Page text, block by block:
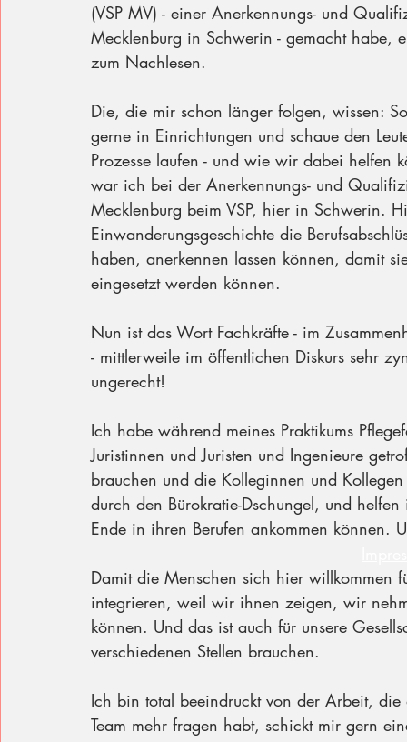
(VSP MV) - einer Anerkennungs- und
Mecklenburg in Schwerin - gemacht
zum Nachlesen.
Die, die mir schon länger folgen, wissen:
gerne in Einrichtungen und schaue den
Prozesse laufen - und wie wir dabei helfen
war ich bei der Anerkennungs- und
Mecklenburg beim VSP, hier in Schwerin.
Einwanderungsgeschichte die
haben, anerkennen lassen können, damit
eingesetzt werden können.
Nun ist das Wort Fachkräfte - im
- mittlerweile im öffentlichen Diskurs sehr
ungerecht!
Ich habe während meines Praktikums
Juristinnen und Juristen und Ingenieure
brauchen und die Kolleginnen und
durch den Bürokratie-Dschungel, und
Ende in ihren Berufen ankommen können.
Damit die Menschen sich hier
integrieren, weil wir ihnen zeigen, wir
können. Und das ist auch für unsere
verschiedenen Stellen brauchen.
Ich bin total beeindruckt von der Arbeit,
Team mehr fragen habt, schickt mir gern